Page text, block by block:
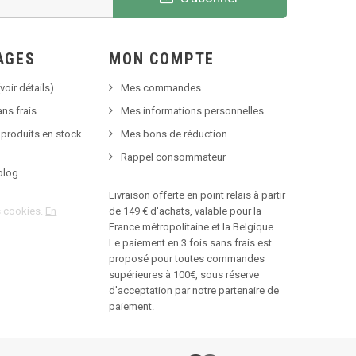
détails)
frais
en stock
En
MON COMPTE
Mes commandes
Mes informations personnelles
Mes bons de réduction
Rappel consommateur
Livraison offerte en point relais à partir
de 149 € d'achats, valable pour la
France métropolitaine et la Belgique.
Le paiement en 3 fois sans frais est
proposé pour toutes commandes
supérieures à 100€, sous réserve
d'acceptation par notre partenaire de
paiement.